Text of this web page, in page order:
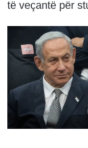
të veçantë për